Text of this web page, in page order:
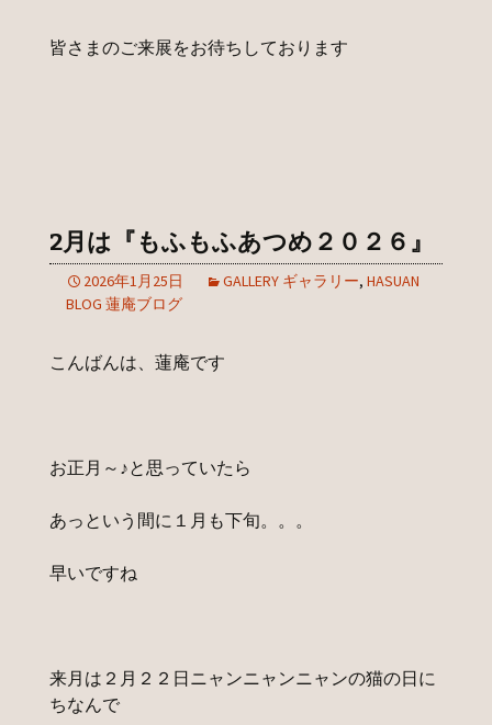
皆さまのご来展をお待ちしております
2月は『もふもふあつめ２０２６』
2026年1月25日 GALLERY ギャラリー, HASUAN
BLOG 蓮庵ブログ
こんばんは、蓮庵です
お正月～♪と思っていたら
あっという間に１月も下旬。。。
早いですね
来月は２月２２日ニャンニャンニャンの猫の日に
ちなんで